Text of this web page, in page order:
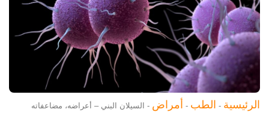
الرئيسية - الطب - أمراض - السيلان البني – أعراضه، مضاعفاته